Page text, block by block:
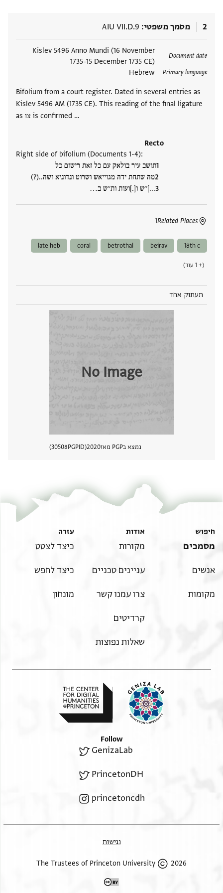
2 מסמך משפטי AIU VII.D.9
Document date
Kislev 5496 Anno Mundi (16 November
1735–15 December 1735 CE)
Primary language
Hebrew
Bifolium from a court register. Dated in several entries as
Kislev 5496 AM (1735 CE). This reading of the final ligature
as צו is confirmed …
Recto
:(Documents 1-4) Right side of bifolium
תושב עיר בולאק עם כל זאת רישום כל
מה שתחת ידה מגוייאש ושרוט ונדוניא ושה..(?)
...]׳׳ש ו[.]ועות ות׳׳ש ב‮…
Related Places
1
18th c
beirav
betrothal
coral
late heb
(+ 1 עוד)
תעתוק אחד
No Image
נמצא בPGP מאז 2020
PGPID
30508
חיפוש
מסמכים
אנשים
מקומות
אודות
מקורות
עניינים טכניים
צרו עמנו קשר
קרדיטים
שאלות נפוצות
עזרה
כיצד לצטט
כיצד לחפש
מונחון
Follow
GenizaLab
PrincetonDH
princetoncdh
נגישות
2026 The Trustees of Princeton University